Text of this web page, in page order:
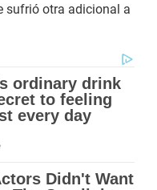
sufrió otra adicional a